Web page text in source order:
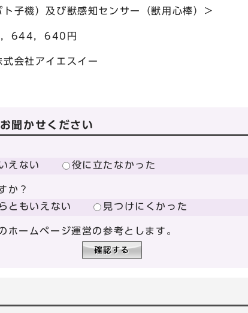
子機）及び獣感知センサー（獣用心棒）＞
，640円
イエスイー
聞かせください
えない 役に立たなかった
か？
ともいえない 見つけにくかった
ホームページ運営の参考とします。